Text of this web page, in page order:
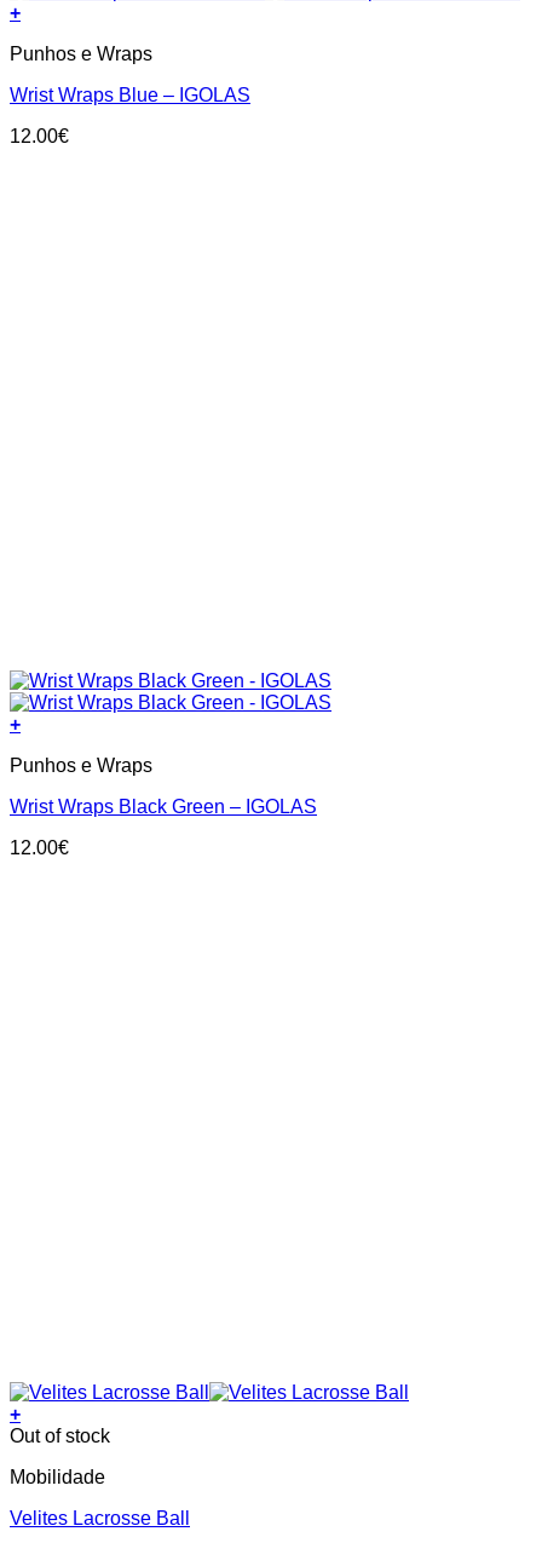
+
Punhos e Wraps
Wrist Wraps Blue – IGOLAS
12.00€
+
Punhos e Wraps
Wrist Wraps Black Green – IGOLAS
12.00€
+
Out of stock
Mobilidade
Velites Lacrosse Ball